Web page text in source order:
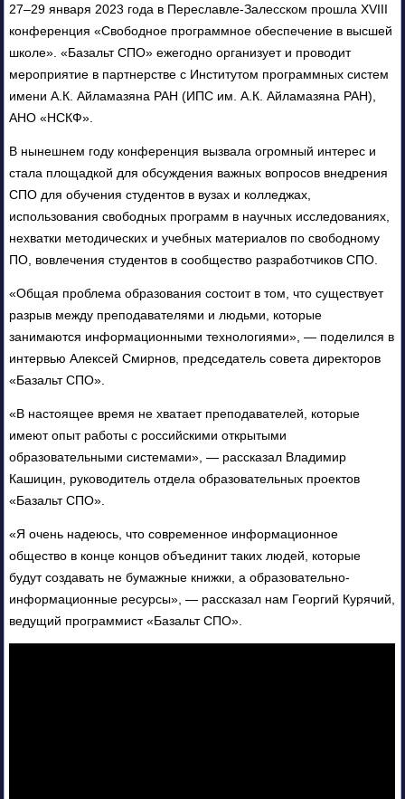
27–29 января 2023 года в Переславле-Залесском прошла XVIII
конференция «Свободное программное обеспечение в высшей
школе». «Базальт СПО» ежегодно организует и проводит
мероприятие в партнерстве с Институтом программных систем
имени А.К. Айламазяна РАН (ИПС им. А.К. Айламазяна РАН),
АНО «НСКФ».
В нынешнем году конференция вызвала огромный интерес и
стала площадкой для обсуждения важных вопросов внедрения
СПО для обучения студентов в вузах и колледжах,
использования свободных программ в научных исследованиях,
нехватки методических и учебных материалов по свободному
ПО, вовлечения студентов в сообщество разработчиков СПО.
«Общая проблема образования состоит в том, что существует
разрыв между преподавателями и людьми, которые
занимаются информационными технологиями», — поделился в
интервью Алексей Смирнов, председатель совета директоров
«Базальт СПО».
«В настоящее время не хватает преподавателей, которые
имеют опыт работы с российскими открытыми
образовательными системами», — рассказал Владимир
Кашицин, руководитель отдела образовательных проектов
«Базальт СПО».
«Я очень надеюсь, что современное информационное
общество в конце концов объединит таких людей, которые
будут создавать не бумажные книжки, а образовательно-
информационные ресурсы», — рассказал нам Георгий Курячий,
ведущий программист «Базальт СПО».